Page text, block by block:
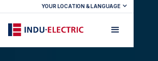
YOUR LOCATION & LANGUAGE